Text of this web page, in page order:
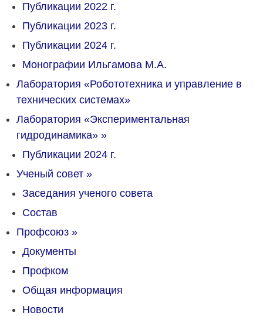
Публикации 2022 г.
Публикации 2023 г.
Публикации 2024 г.
Монографии Ильгамова М.А.
Лаборатория «Робототехника и управление в
технических системах»
Лаборатория «Экспериментальная
гидродинамика» »
Публикации 2024 г.
Ученый совет »
Заседания ученого совета
Состав
Профсоюз »
Документы
Профком
Общая информация
Новости